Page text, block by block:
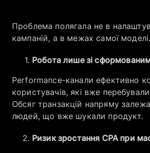
Проблема полягала не в
кампаній, а в межах самої моделі.
Робота лише зі
Performance-канали ефективно
користувачів, які вже
Обсяг транзакцій напряму
людей, що вже шукали продукт.
Ризик зростання CPA при